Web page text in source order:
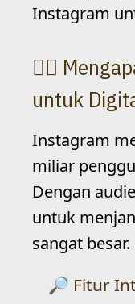
Instagram
untuk
Instagram
miliar
Dengan
untuk
sangat besar.
Fitur